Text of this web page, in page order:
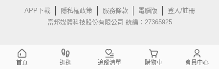
APP下載 隱私權政策 服務條款 電腦版
登入/註冊
富邦媒體科技股份有限公司 統編：27365925
首頁 逛逛 追蹤清單 購物車 會員中心